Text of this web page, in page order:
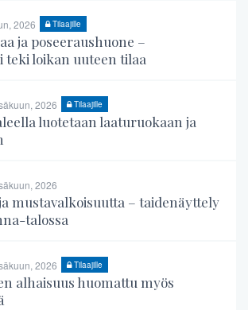
2026 Tilaajille
ja poseeraushuone –
teki loikan uuteen tilaa
2026 Tilaajille
luotetaan laaturuokaan ja
2026
mustavalkoisuutta – taidenäyttely
talossa
2026 Tilaajille
alhaisuus huomattu myös